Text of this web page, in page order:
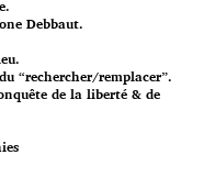
Debbaut.
“rechercher/remplacer”.
de la liberté & de